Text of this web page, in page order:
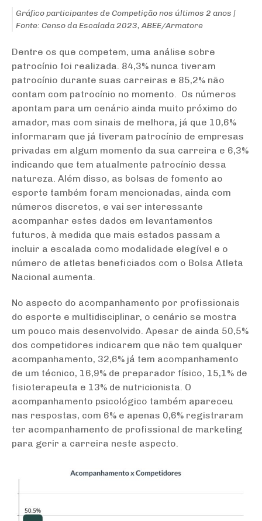
Gráfico participantes de Competição nos últimos 2 anos |
Fonte: Censo da Escalada 2023, ABEE/Armatore
Dentre os que competem, uma análise sobre
patrocínio foi realizada. 84,3% nunca tiveram
patrocínio durante suas carreiras e 85,2% não
contam com patrocínio no momento. Os números
apontam para um cenário ainda muito próximo do
amador, mas com sinais de melhora, já que 10,6%
informaram que já tiveram patrocínio de empresas
privadas em algum momento da sua carreira e 6,3%
indicando que tem atualmente patrocínio dessa
natureza. Além disso, as bolsas de fomento ao
esporte também foram mencionadas, ainda com
números discretos, e vai ser interessante
acompanhar estes dados em levantamentos
futuros, à medida que mais estados passam a
incluir a escalada como modalidade elegível e o
número de atletas beneficiados com o Bolsa Atleta
Nacional aumenta.
No aspecto do acompanhamento por profissionais
do esporte e multidisciplinar, o cenário se mostra
um pouco mais desenvolvido. Apesar de ainda 50,5%
dos competidores indicarem que não tem qualquer
acompanhamento, 32,6% já tem acompanhamento
de um técnico, 16,9% de preparador físico, 15,1% de
fisioterapeuta e 13% de nutricionista. O
acompanhamento psicológico também apareceu
nas respostas, com 6% e apenas 0,6% registraram
ter acompanhamento de profissional de marketing
para gerir a carreira neste aspecto.